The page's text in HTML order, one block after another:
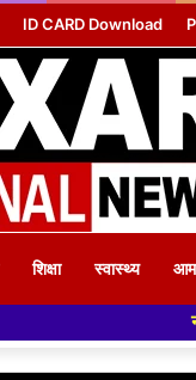
ID CARD Download
शिक्षा स्वास्थ्य आम
नमस्कार हमारे न्यूज